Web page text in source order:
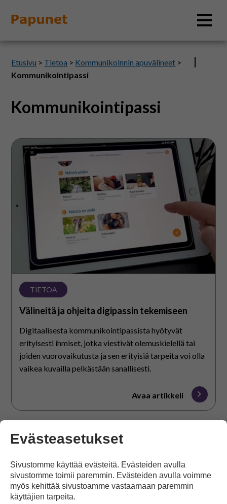
Tietoa
Materiaalit
Kuvatyökalut
Saavutettavuus
På svenska
In English
Etusivu > Tietoa > Kommunikoinnin apuvälineet >
Kommunikointipassi
Kommunikointipassi
Välineitä
ohjeita
digipassin
tekemiseen
TIETOA
Välineitä ja ohjeita digipassin tekemiseen
Digitaalisesta kommunikointipassista hyötyvät
erityisesti ihmiset, jotka viestivät olemuskielellä tai
joiden vuorovaikutusta ja sen erityisiä tarpeita voi olla
vaikea kuvailla pelkästään sanallisesti.
Avaa artikkeli
Papunet
Evästeasetukset
Sivustomme käyttää evästeitä. Evästeiden avulla
sivustomme toimii paremmin. Evästeiden avulla voimme
myös kehittää sivustoamme vastaamaan paremmin
käyttäjien tarpeita.